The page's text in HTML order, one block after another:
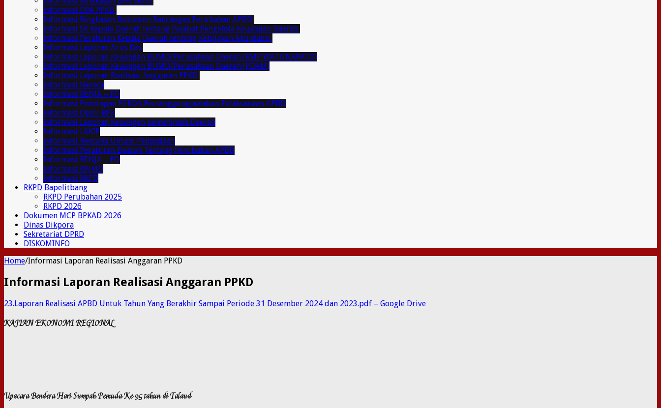
Informasi DPA PPKD
Informasi Ringkasan Dokumen Rancangan Perubahan APBD
Informasi SK Kepala Daerah tentang Pejabat Pengelola Keuangan Daerah
Informasi Peraturan Kepala Daerah tentang Kebijakan Akuntansi
Informasi Laporan Arus Kas
Informasi Laporan Keuangan BUMD/Perusahaan Daerah (KMP WATUNAPATO)
Informasi Laporan Keuangan BUMD/Perusahaan Daerah (PDAM)
Informasi Laporan Realisasi Anggaran PPKD
Informasi Neraca
Informasi RENJA – PD
Informasi Penetapan PERDA Pertanggungjawaban Pelaksanaan APBD
Informasi Opini BPK
Informasi Laporan Keuangan pemerintah Daerah
Informasi LAKIP
Informasi Rencana Umum Pengadaan
Informasi Peraturan Dearah Tentang Perubahan APBD
Informasi RENJA – PD
Informasi RPJMD
Informasi RKPD
RKPD Bapelitbang
RKPD Perubahan 2025
RKPD 2026
Dokumen MCP BPKAD 2026
Dinas Dikpora
Sekretariat DPRD
DISKOMINFO
Home/Informasi Laporan Realisasi Anggaran PPKD
Informasi Laporan Realisasi Anggaran PPKD
23.Laporan Realisasi APBD Untuk Tahun Yang Berakhir Sampai Periode 31 Desember 2024 dan 2023.pdf – Google Drive
KAJIAN EKONOMI REGIONAL
Upacara Bendera Hari Sumpah Pemuda Ke 95 tahun di Talaud